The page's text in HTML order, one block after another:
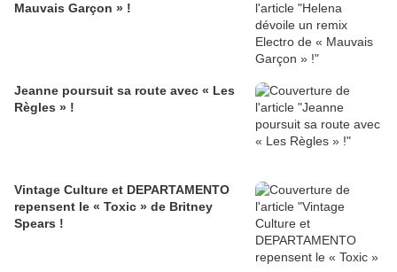
Mauvais Garçon » !
Jeanne poursuit sa route avec « Les
Règles » !
Vintage Culture et DEPARTAMENTO
repensent le « Toxic » de Britney
Spears !